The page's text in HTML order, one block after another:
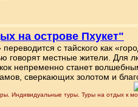
на острове Пхукет"
с тайского как
говорят местные жители. Для
непременно станет
сверкающих золотом и
Индивидуальные туры. Туры на отдых к